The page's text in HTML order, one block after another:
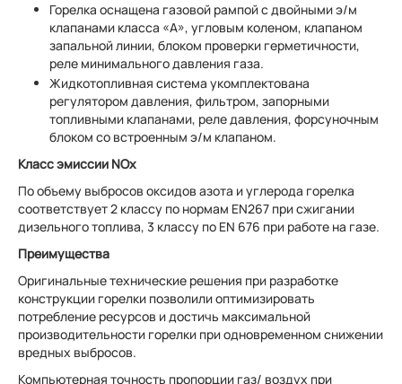
Горелка оснащена газовой рампой с двойными э/м
клапанами класса «А», угловым коленом, клапаном
запальной линии, блоком проверки герметичности,
реле минимального давления газа.
Жидкотопливная система укомплектована
регулятором давления, фильтром, запорными
топливными клапанами, реле давления, форсуночным
блоком со встроенным э/м клапаном.
Класс эмиссии NОx
По объему выбросов оксидов азота и углерода горелка
соответствует 2 классу по нормам EN267 при сжигании
дизельного топлива, 3 классу по EN 676 при работе на газе.
Преимущества
Оригинальные технические решения при разработке
конструкции горелки позволили оптимизировать
потребление ресурсов и достичь максимальной
производительности горелки при одновременном снижении
вредных выбросов.
Компьютерная точность пропорции газ/ воздух при